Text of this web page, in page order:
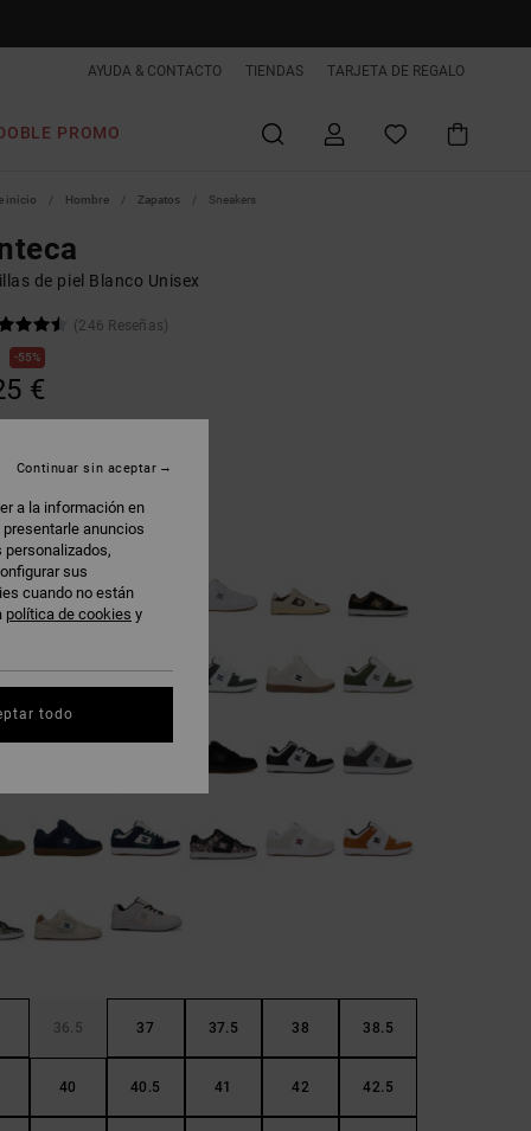
AYUDA & CONTACTO TIENDAS TARJETA DE REGALO
PROMO
inicio Hombre Zapatos Sneakers
de piel Blanco Unisex
(246 Reseñas)
55%
€
black
36.5 37 37.5 38 38.5
40 40.5 41 42 42.5
a la información en
anuncios
personalizados,
sus
cuando no están
política de cookies y
Continuar sin aceptar
todo